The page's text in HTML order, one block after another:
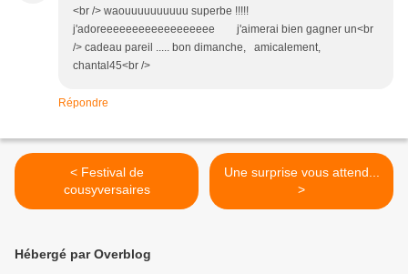
<br /> waouuuuuuuuuu superbe !!!!!
j'adoreeeeeeeeeeeeeeeeee j'aimerai bien gagner un<br
/> cadeau pareil ..... bon dimanche, amicalement,
chantal45<br />
Répondre
< Festival de
cousyversaires
Une surprise vous attend...
>
Hébergé par Overblog